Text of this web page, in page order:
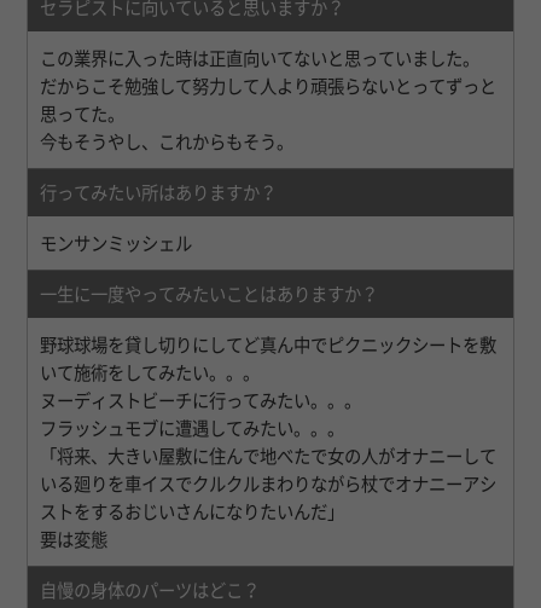
セラピストに向いていると思いますか？
この業界に入った時は正直向いてないと思っていました。
だからこそ勉強して努力して人より頑張らないとってずっと
思ってた。
今もそうやし、これからもそう。
行ってみたい所はありますか？
モンサンミッシェル
一生に一度やってみたいことはありますか？
野球球場を貸し切りにしてど真ん中でピクニックシートを敷
いて施術をしてみたい。。。
ヌーディストビーチに行ってみたい。。。
フラッシュモブに遭遇してみたい。。。
「将来、大きい屋敷に住んで地べたで女の人がオナニーして
いる廻りを車イスでクルクルまわりながら杖でオナニーアシ
ストをするおじいさんになりたいんだ」
要は変態
自慢の身体のパーツはどこ？